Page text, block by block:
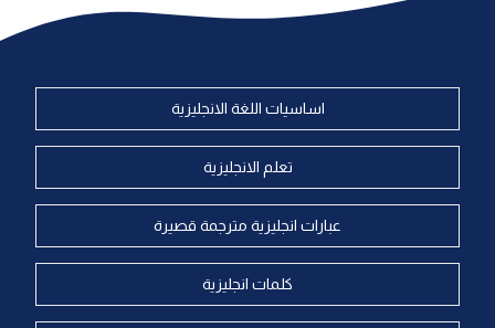
اساسيات اللغة الانجليزية
تعلم الانجليزية
عبارات انجليزية مترجمة قصيرة
كلمات انجليزية